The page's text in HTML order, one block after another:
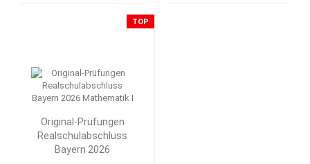
TOP
Original-Prüfungen
Realschulabschluss
Bayern 2026